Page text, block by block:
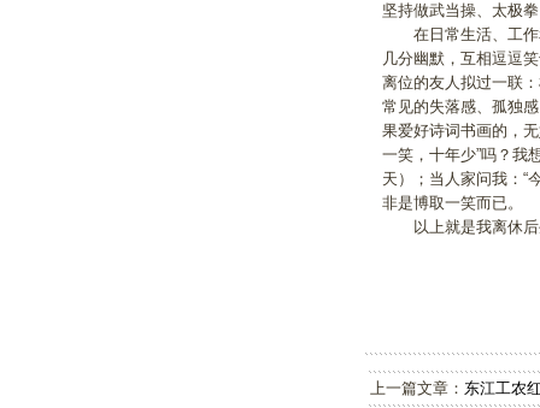
坚持做武当操、太极
在日常生活、工作
几分幽默，互相逗逗
离位的友人拟过一联
常见的失落感、孤独
果爱好诗词书画的，
一笑，十年少”吗？我
天）；当人家问我：“
非是博取一笑而已。
以上就是我离休后
上一篇文章： 东江工农